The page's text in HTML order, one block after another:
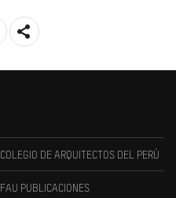
COLEGIO DE ARQUITECTOS DEL PERÚ
FAU PUBLICACIONES